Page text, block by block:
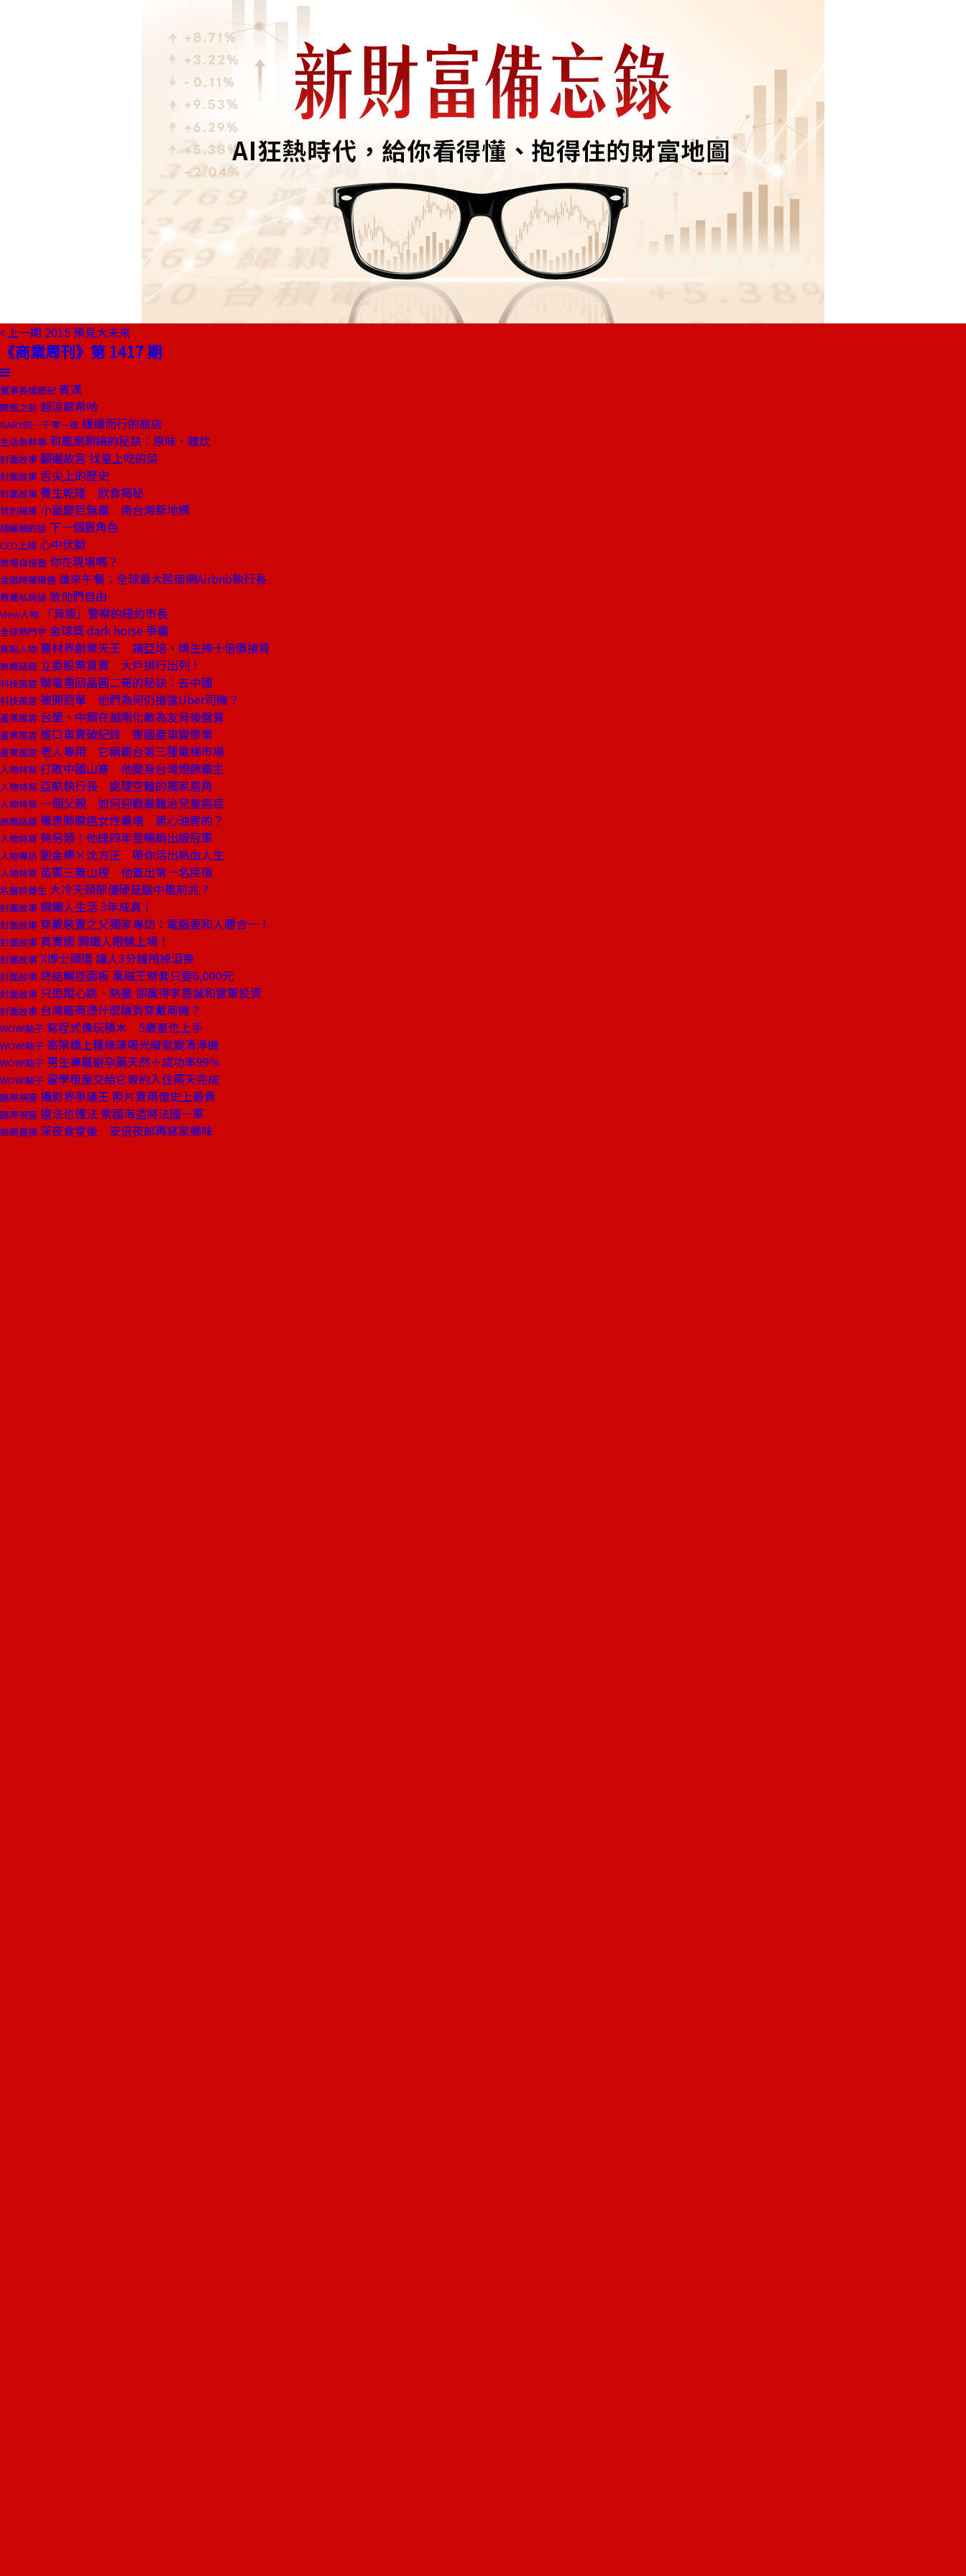
上一期 2015 預見大未來
《商業周刊》第 1417 期
董事長嬉遊記 賓漢
開瓶之前 超涼感希哈
GARY的一千零一夜 緩緩而行的旅店
生活新鮮事 和風涮涮鍋的秘訣：原味、雜炊
封面故事 翻遍故宮 找皇上吃的菜
封面故事 舌尖上的歷史
封面故事 養生乾隆 飲食揭秘
特別報導 小鼠變巨無霸 南台灣新地標
總編輯的話 下一個狠角色
CEO上線 心中伏獅
商場自慢塾 你在現場嗎？
金融時報精選 誰來午餐：全球最大民宿網Airbnb執行長
教養私房話 放他們自由
View人物 「背叛」警察的紐約市長
全球熱門字 金球獎 dark horse 爭霸
焦點人物 醫材界創業天王 讓亞培、嬌生捧十倍價搶買
商周話題 立委股票買賣 大戶排行出列！
科技風雲 聯電重回晶圓二哥的秘訣：去中國
科技風雲 被開罰單 他們為何仍搶當Uber司機？
產業風雲 台塑、中鋼在越南化敵為友背後盤算
產業風雲 進口車賣破紀錄 害國產車變慘業
產業風雲 老人專用 它稱霸台第三種電梯市場
人物特寫 打敗中國山寨 他變身台灣燈飾霸主
人物特寫 亞航執行長 處理空難的獨家眉角
人物特寫 一個父親 如何迎戰最難治兒童癌症
商周話題 罹患肺腺癌女性暴增 黑心油害的？
人物特寫 夠另類！他連四年登暢銷出版冠軍
人物專訪 劉金標×沈方正 帶你活出熱血人生
人物特寫 苗栗三義山裡 他蓋出第一名民宿
名醫談養生 大冷天頸部僵硬是腦中風前兆？
封面故事 鋼鐵人生活 3年成真！
封面故事 穿戴裝置之父獨家專訪：電腦要和人體合一！
封面故事 真實版 鋼鐵人眼鏡上場！
封面故事 X博士頭環 讓人3分鐘甩掉沮喪
封面故事 終結觸控面板 萬磁王臂套只要6,000元
封面故事 只追蹤心跳、熱量 卻贏得李嘉誠和雷軍投資
封面故事 台灣廠商憑什麼賺到穿戴商機？
WOW!點子 寫程式像玩積木 5歲童也上手
WOW!點子 高架橋上種綠藻吸光廢氣變清淨機
WOW!點子 男生專屬避孕藥天然＋成功率99％
WOW!點子 留學租屋交給它簽約入住兩天完成
國際視窗 攝影界爭議王 照片賣兩億史上最貴
國際視窗 違法也懂法 索國海盜將法國一軍
商周書摘 深夜食堂後 安倍夜郎再寫家鄉味